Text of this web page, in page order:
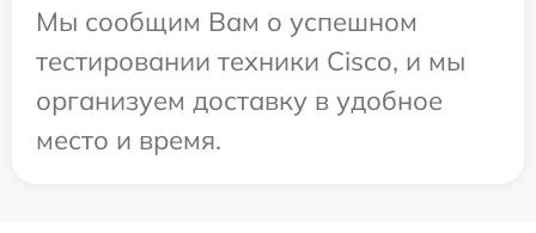
Мы сообщим Вам о успешном
тестировании техники Cisco, и мы
организуем доставку в удобное
место и время.